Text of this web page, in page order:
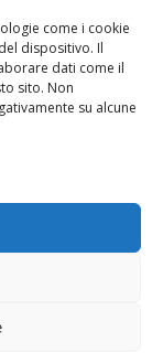
come i cookie
dispositivo. Il
dati come il
sito. Non
su alcune
di energia
ed